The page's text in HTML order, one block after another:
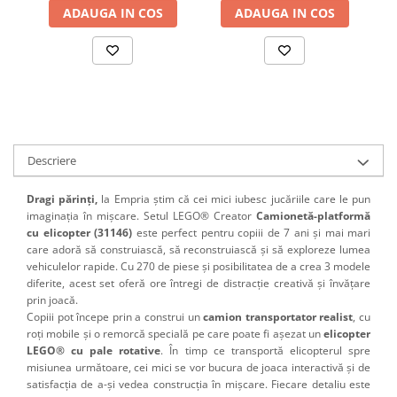
ADAUGA IN COS ADAUGA IN COS
Descriere
Dragi părinți, la Empria știm că cei mici iubesc jucăriile care le pun
imaginația în mișcare. Setul LEGO® Creator Camionetă-platformă
cu elicopter (31146) este perfect pentru copiii de 7 ani și mai mari
care adoră să construiască, să reconstruiască și să exploreze lumea
vehiculelor rapide. Cu 270 de piese și posibilitatea de a crea 3 modele
diferite, acest set oferă ore întregi de distracție creativă și învățare
prin joacă.
Copiii pot începe prin a construi uncamion transportator realist, cu
roți mobile și o remorcă specială pe care poate fi așezat unelicopter
LEGO® cu pale rotative. În timp ce transportă elicopterul spre
misiunea următoare, cei mici se vor bucura de joaca interactivă și de
satisfacția de a-și vedea construcția în mișcare. Fiecare detaliu este